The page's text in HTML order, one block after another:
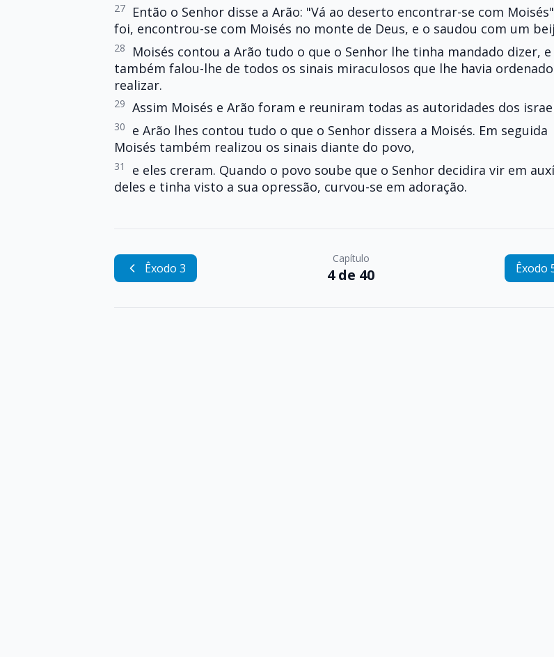
27
Então o Senhor disse a Arão: "Vá ao deserto encontrar-se com
foi, encontrou-se com Moisés no monte de Deus, e o saudou com um
28
Moisés contou a Arão tudo o que o Senhor lhe tinha mandado dizer, e
também falou-lhe de todos os sinais miraculosos que lhe havia ordenado
realizar.
29 Assim Moisés e Arão foram e reuniram todas as autoridades dos
30
e Arão lhes contou tudo o que o Senhor dissera a Moisés. Em seguida
Moisés também realizou os sinais diante do povo,
31
e eles creram. Quando o povo soube que o Senhor decidira vir em
deles e tinha visto a sua opressão, curvou-se em adoração.
Êxodo 3
Capítulo
4 de 40 Êxodo